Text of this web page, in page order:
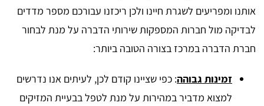
אותנו ומפריעים לשגרת חיינו ולכן ריכזנו עבורכם מספר מדדים
לבדיקה מול חברות המספקות שירותי הדברה על מנת לבחור
חברת הדברה במרכז בצורה הטובה ביותר:
זמינות גבוהה: כפי שציינו קודם לכן, לעיתים אנו נדרשים
למצוא מדביר במהירות על מנת לטפל בבעיית המזיקים